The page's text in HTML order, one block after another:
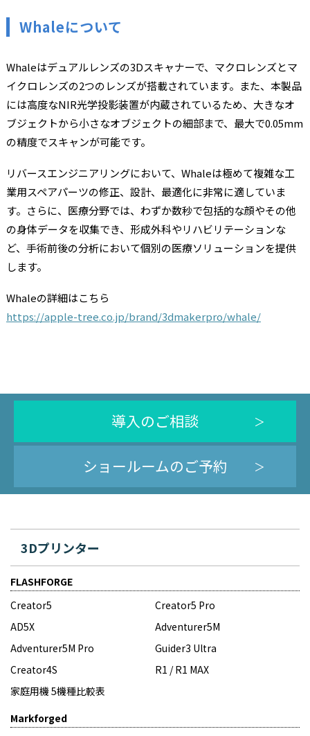
Whaleについて
Whaleはデュアルレンズの3Dスキャナーで、マクロレンズとマ
イクロレンズの2つのレンズが搭載されています。また、本製品
には高度なNIR光学投影装置が内蔵されているため、大きなオ
ブジェクトから小さなオブジェクトの細部まで、最大で0.05mm
の精度でスキャンが可能です。
リバースエンジニアリングにおいて、Whaleは極めて複雑な工
業用スペアパーツの修正、設計、最適化に非常に適していま
す。さらに、医療分野では、わずか数秒で包括的な顔やその他
の身体データを収集でき、形成外科やリハビリテーションな
ど、手術前後の分析において個別の医療ソリューションを提供
します。
Whaleの詳細はこちら
https://apple-tree.co.jp/brand/3dmakerpro/whale/
導入のご相談
ショールームのご予約
3Dプリンター
FLASHFORGE
Creator5
Creator5 Pro
AD5X
Adventurer5M
Adventurer5M Pro
Guider3 Ultra
Creator4S
R1 / R1 MAX
家庭用機 5機種比較表
Markforged